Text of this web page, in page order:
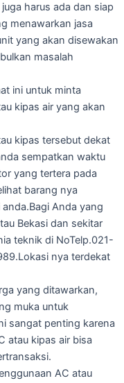
harus ada dan siap
menawarkan jasa
yang akan disewakan
masalah
ini untuk minta
kipas air yang akan
kipas tersebut dekat
sempatkan waktu
yang tertera pada
barang nya
Anda yang
Bekasi dan sekitar
teknik di NoTelp.021-
nya terdekat
yang ditawarkan,
muka untuk
sangat penting karena
atau kipas air bisa
AC atau